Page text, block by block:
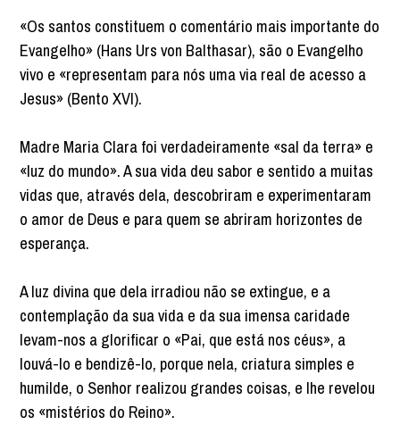
«Os santos constituem o comentário mais importante do
Evangelho» (Hans Urs von Balthasar), são o Evangelho
vivo e «representam para nós uma via real de acesso a
Jesus» (Bento XVI).
Madre Maria Clara foi verdadeiramente «sal da terra» e
«luz do mundo». A sua vida deu sabor e sentido a muitas
vidas que, através dela, descobriram e experimentaram
o amor de Deus e para quem se abriram horizontes de
esperança.
A luz divina que dela irradiou não se extingue, e a
contemplação da sua vida e da sua imensa caridade
levam-nos a glorificar o «Pai, que está nos céus», a
louvá-lo e bendizê-lo, porque nela, criatura simples e
humilde, o Senhor realizou grandes coisas, e lhe revelou
os «mistérios do Reino».